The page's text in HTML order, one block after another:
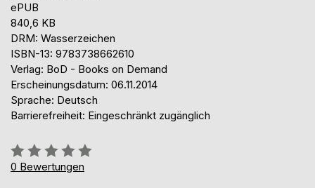
ePUB
840,6 KB
DRM: Wasserzeichen
ISBN-13: 9783738662610
Verlag: BoD - Books on Demand
Erscheinungsdatum: 06.11.2014
Sprache: Deutsch
Barrierefreiheit: Eingeschränkt zugänglich
Bewertung::
0%
0 Bewertungen